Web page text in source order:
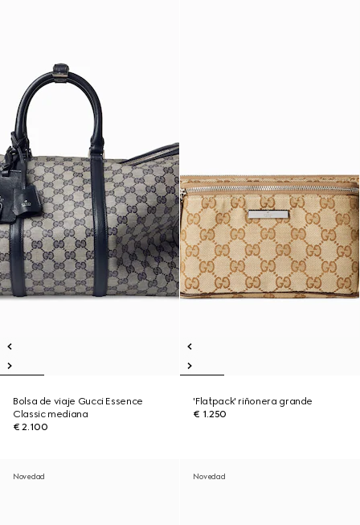
Bolsa de viaje Gucci Essence
Classic mediana
€ 2.100
'Flatpack' riñonera grande
€ 1.250
Novedad Novedad